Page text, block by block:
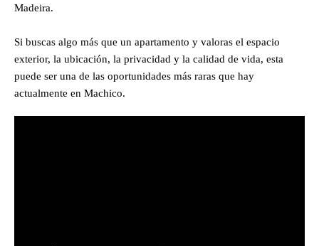
Madeira.
Si buscas algo más que un apartamento y valoras el espacio
exterior, la ubicación, la privacidad y la calidad de vida, esta
puede ser una de las oportunidades más raras que hay
actualmente en Machico.